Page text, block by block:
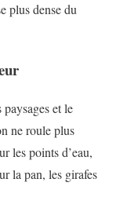
plus dense du
et le
ne roule plus
les points d’eau,
la pan, les girafes